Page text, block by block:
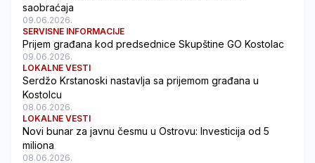
saobraćaja
09.06.2026.
SERVISNE INFORMACIJE
Prijem građana kod predsednice Skupštine GO Kostolac
09.06.2026.
LOKALNE VESTI
Serdžo Krstanoski nastavlja sa prijemom građana u
Kostolcu
08.06.2026.
LOKALNE VESTI
Novi bunar za javnu česmu u Ostrovu: Investicija od 5
miliona
08.06.2026.